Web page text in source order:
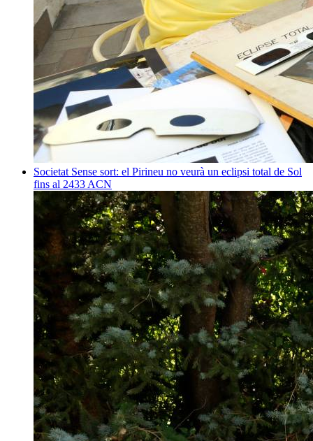
Societat Sense sort: el Pirineu no veurà un eclipsi total de Sol
fins al 2433 ACN